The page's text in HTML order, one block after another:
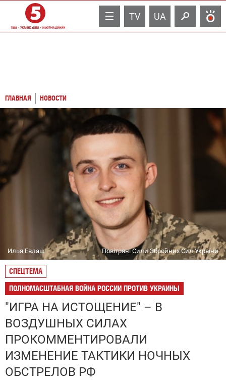
TV UA
ГЛАВНАЯ НОВОСТИ
Илья Евлаш Повітряні Сили Збройних Сил України
СПЕЦТЕМА
ПОЛНОМАСШТАБНАЯ ВОЙНА РОССИИ ПРОТИВ УКРАИНЫ
"ИГРА НА ИСТОЩЕНИЕ" – В
ВОЗДУШНЫХ СИЛАХ
ПРОКОММЕНТИРОВАЛИ
ИЗМЕНЕНИЕ ТАКТИКИ НОЧНЫХ
ОБСТРЕЛОВ РФ